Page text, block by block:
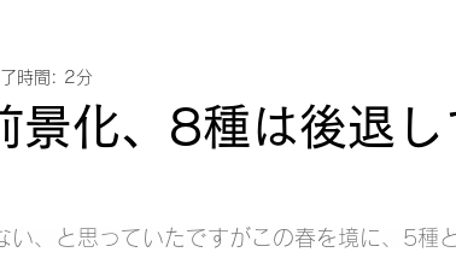
カード
化、8種は後退し
時間: 2分
い、と思っていたですがこの春を境に、5種